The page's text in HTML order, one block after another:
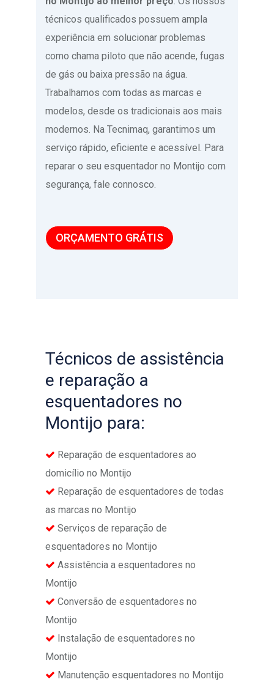
técnicos qualificados possuem ampla
experiência em solucionar problemas
como chama piloto que não acende, fugas
de gás ou baixa pressão na água.
Trabalhamos com todas as marcas e
modelos, desde os tradicionais aos mais
modernos. Na Tecnimaq, garantimos um
serviço rápido, eficiente e acessível. Para
reparar o seu esquentador no Montijo com
segurança, fale connosco.
ORÇAMENTO GRÁTIS
Técnicos de assistência
e reparação a
esquentadores no
Montijo para:
Reparação de esquentadores ao
domicílio no Montijo
Reparação de esquentadores de todas
as marcas no Montijo
Serviços de reparação de
esquentadores no Montijo
Assistência a esquentadores no
Montijo
Conversão de esquentadores no
Montijo
Instalação de esquentadores no
Montijo
Manutenção esquentadores no Montijo